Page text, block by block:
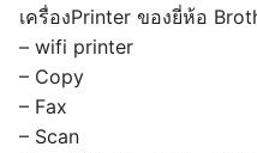
เครื่องPrinter ของยี่ห้อ
– wifi printer
– Copy
– Fax
– Scan